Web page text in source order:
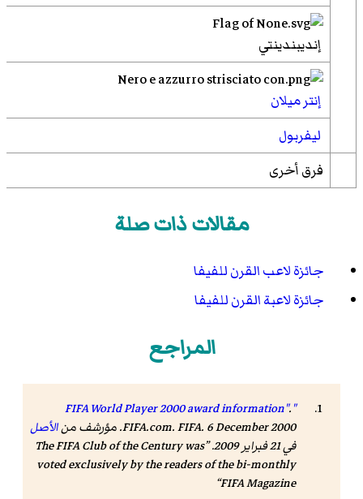
إنديبندينتي
إنتر ميلان
ليفربول
فرق أخرى
مقالات ذات صلة
جائزة لاعب القرن للفيفا
جائزة لاعبة القرن للفيفا
المراجع
"FIFA World Player 2000 award information"
.
FIFA.com. FIFA. 6 December 2000. مؤرشف من
الأصل
في 21 فبراير 2009
.
The FIFA Club of the Century was
voted exclusively by the readers of the bi-monthly
FIFA Magazine